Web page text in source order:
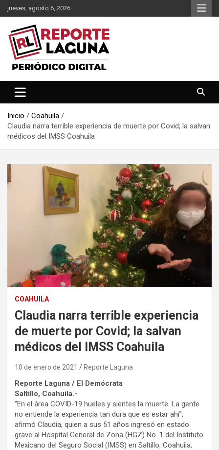
Saltar
al
contenido
jueves, agosto 6, 2026
Reporte Laguna
Inicio
Coahuila
Claudia narra terrible experiencia de muerte por Covid; la salvan
médicos del IMSS Coahuila
COAHUILA
Claudia narra terrible experiencia
de muerte por Covid; la salvan
médicos del IMSS Coahuila
10 de enero de 2021 Reporte Laguna
Reporte Laguna / El Demócrata
Saltillo, Coahuila.-
“En el área COVID-19 hueles y sientes la muerte. La gente
no entiende la experiencia tan dura que es estar ahí”,
afirmó Claudia, quien a sus 51 años ingresó en estado
grave al Hospital General de Zona (HGZ) No. 1 del Instituto
Mexicano del Seguro Social (IMSS) en Saltillo, Coahuila,